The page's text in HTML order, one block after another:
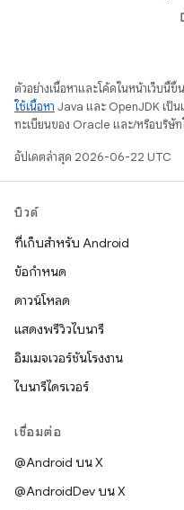
ตัวอย่างเนื้อหาและโค้ดในหน้าเว็บนี้
ใช้เนื้อหา Java และ OpenJDK เป็น
ทะเบียนของ Oracle และ/หรือบริษัท
อัปเดตล่าสุด 2026-06-22 UTC
บิวด์
ที่เก็บสำหรับ Android
ข้อกำหนด
ดาวน์โหลด
แสดงพรีวิวไบนารี
อิมเมจเวอร์ชันโรงงาน
ไบนารีไดรเวอร์
เชื่อมต่อ
@Android บน X
@AndroidDev บน X